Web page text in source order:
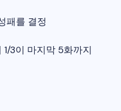
패를 결정
1/3이 마지막 5화까지